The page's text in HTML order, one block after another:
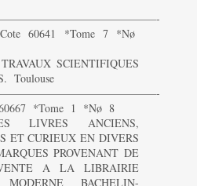
60641 *Tome 7 *Nø
SCIENTIFIQUES
Toulouse
*Tome 1 *Nø 8
LIVRES ANCIENS,
ET CURIEUX EN DIVERS
PROVENANT DE
A LA LIBRAIRIE
BACHELIN-